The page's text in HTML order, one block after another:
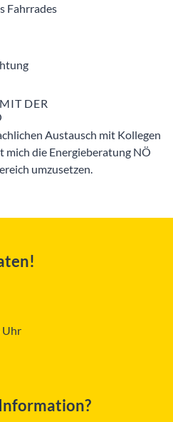
Fahrrades
DER
Austausch mit Kollegen
die Energieberatung NÖ
umzusetzen.
Uhr